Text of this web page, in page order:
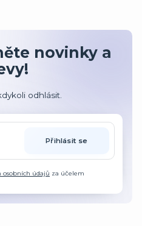
novinky a
odhlásit.
Přihlásit se
osobních údajů za účelem